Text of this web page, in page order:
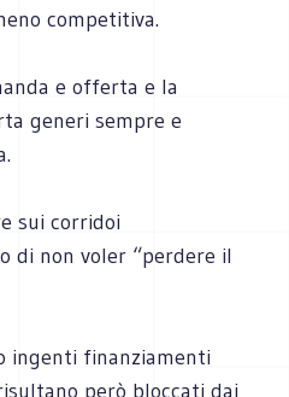
competitiva.
e offerta e la
generi sempre e
sui corridoi
di non voler “perdere il
ingenti finanziamenti
però bloccati dai